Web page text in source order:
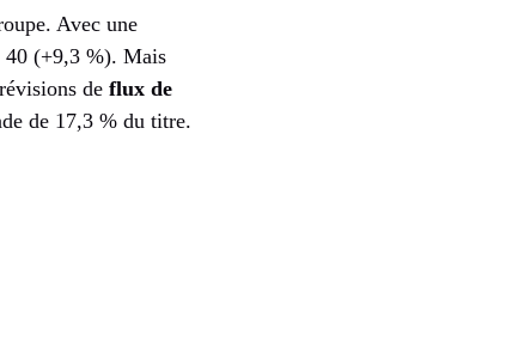
Avec une
40 (+9,3 %). Mais
de flux de
de 17,3 % du titre.